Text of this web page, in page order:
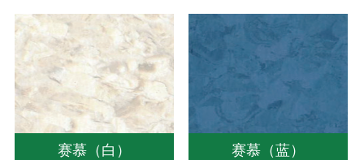
赛慕（白） 赛慕（蓝）